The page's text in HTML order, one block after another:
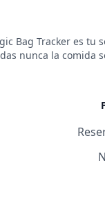
Bag Tracker es tu
nunca la comida